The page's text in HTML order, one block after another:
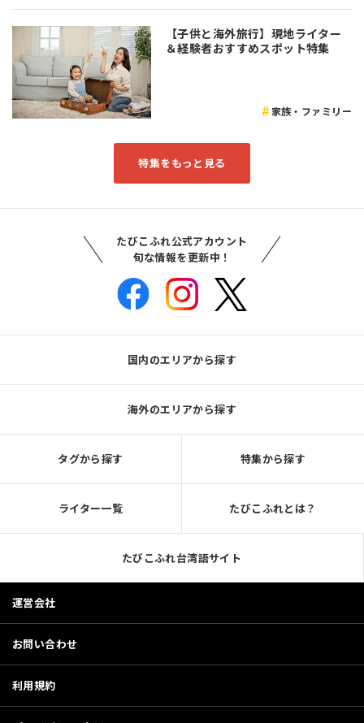
【子供と海外旅行】現地ライター
＆経験者おすすめスポット特集
家族・ファミリー
特集をもっと見る
たびこふれ公式アカウント
旬な情報を更新中！
国内のエリアから探す
海外のエリアから探す
タグから探す 特集から探す
ライター一覧 たびこふれとは？
たびこふれ台湾語サイト
運営会社
お問い合わせ
利用規約